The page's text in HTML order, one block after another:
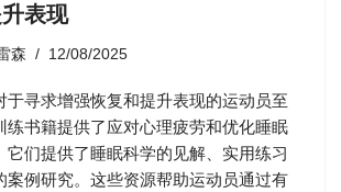
表现
森 12/08/2025
于寻求增强恢复和提升表现的运动员至
练书籍提供了应对心理疲劳和优化睡眠
它们提供了睡眠科学的见解、实用练习
案例研究。这些资源帮助运动员通过有